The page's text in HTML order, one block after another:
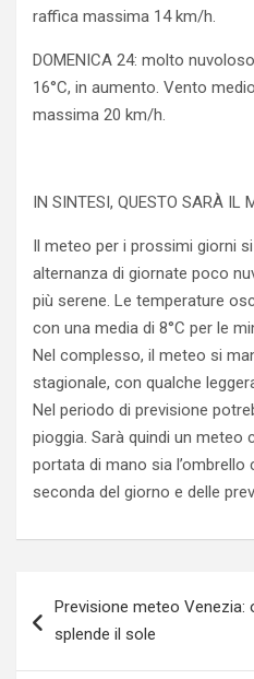
raffica massima 14 km/h.
DOMENICA 24: molto
16°C, in aumento. Vento
massima 20 km/h.
IN SINTESI, QUESTO SARÀ IL
Il meteo per i prossimi giorni
alternanza di giornate poco
più serene. Le temperature
con una media di 8°C per le
Nel complesso, il meteo si
stagionale, con qualche
Nel periodo di previsione
pioggia. Sarà quindi un meteo
portata di mano sia l’ombrello
seconda del giorno e delle
articoli
Previsione meteo Venezia:
splende il sole